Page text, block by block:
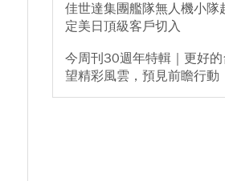
佳世達集團艦隊無人機小隊
定美日頂級客戶切入
今周刊30週年特輯｜更好的
望精彩風雲，預見前瞻行動